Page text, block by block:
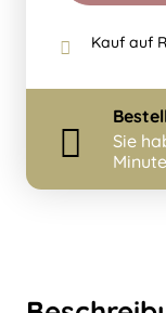
Kauf auf
Sie